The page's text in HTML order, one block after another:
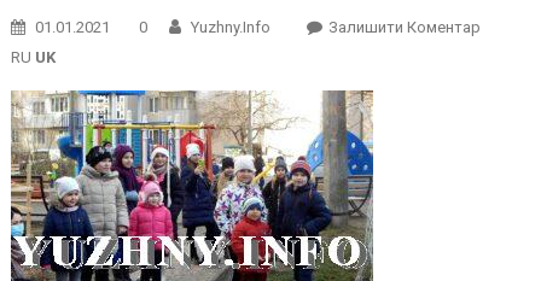
01.01.2021 0 Yuzhny.info Залишити КоментарOn
RU UK